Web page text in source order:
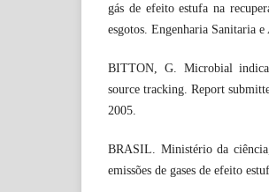
gás de efeito estufa na
esgotos. Engenharia Sanitaria
BITTON, G. Microbial
source tracking. Report
2005.
BRASIL. Ministério da
emissões de gases de efeito